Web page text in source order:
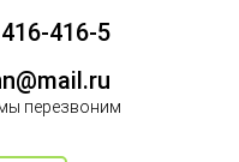
416-5
перезвоним